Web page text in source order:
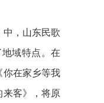
，山东民歌
域特点。在
你在家乡等我
来客》，将原